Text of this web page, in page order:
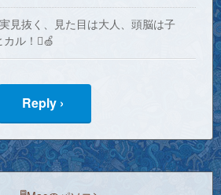
見抜く、見た目は大人、頭脳は子
ル！🍏
Reply ›